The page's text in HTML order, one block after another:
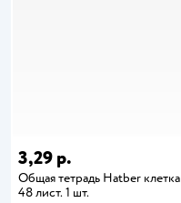
3,29 р.
Общая тетрадь Hatber клетка
48 лист. 1 шт.